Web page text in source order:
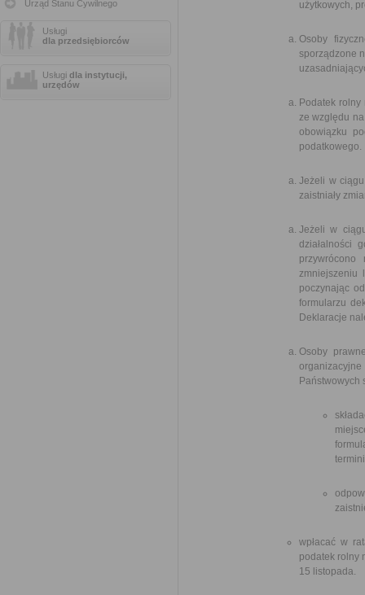
Urząd Stanu Cywilnego
Usługi
dla przedsiębiorców
Usługi dla instytucji,
urzędów
użytkowych,
Osoby
sporządzone
Podatek
ze względu
obowiązku
podatkowego.
Jeżeli w
zaistniały
Jeżeli w
działalności
zmniejszeniu
poczynając
formularzu
Deklaracje
Osoby
Państwowych
wpłacać w
podatek rolny
15 listopada.